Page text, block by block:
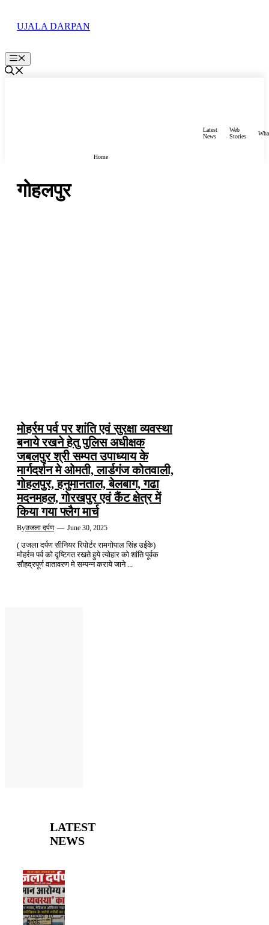
UJALA DARPAN
Menu
Home
Latest
News
Web
Stories
गोहलपुर
मोहर्रम पर्व पर शांति एवं सुरक्षा व्यवस्था
बनाये रखने हेतु पुलिस अधीक्षक
जबलपुर श्री सम्पत उपाध्याय के
मार्गदर्शन मे ओमती, लार्डगंज कोतवाली,
गोहलपुर, हनुमानताल, बेलबाग, गढा
मदनमहल, गोरखपुर एवं कैंट क्षेत्र में
किया गया फ्लैग मार्च
Byउजला दर्पण — June 30, 2025
( उजला दर्पण सीनियर रिपोर्टर रामगोपाल सिंह उईके)
मोहर्रम पर्व को दृष्टिगत रखते हुये त्योहार को शांति पूर्वक
सौहद्रपूर्ण वातावरण मे सम्पन्न कराये जाने ...
LATEST
NEWS
August 10,
2026